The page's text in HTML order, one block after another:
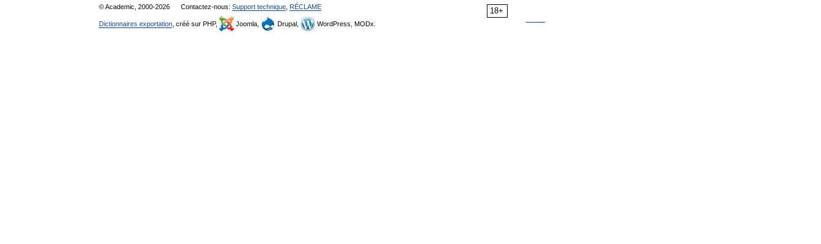
18+
© Academic, 2000-2026 Contactez-nous: Support technique RÉCLAME
Dictionnaires exportation , créé sur PHP, Joomla, Drupal, WordPress, MODx.